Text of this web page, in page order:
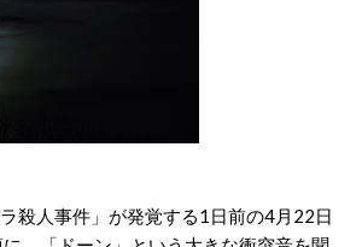
ラ殺人事件」が発覚する1日前の4月22日